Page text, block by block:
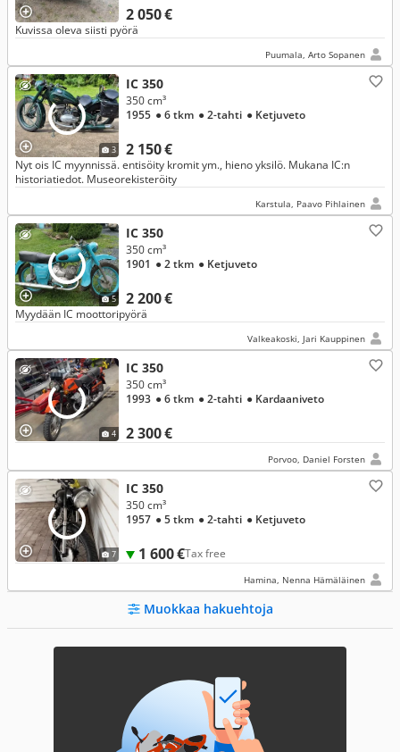
2 050 €
Kuvissa oleva siisti pyörä
Puumala, Arto Sopanen
3
IC 350
2 150 €
350 cm³
1955 ● 6 tkm ● 2-tahti ● Ketjuveto
Nyt ois IC myynnissä. entisöity kromit ym., hieno yksilö. Mukana IC:n
historiatiedot. Museorekisteröity
Karstula, Paavo Pihlainen
5
IC 350
2 200 €
350 cm³
1901 ● 2 tkm ● Ketjuveto
Myydään IC moottoripyörä
Valkeakoski, Jari Kauppinen
4
IC 350
2 300 €
350 cm³
1993 ● 6 tkm ● 2-tahti ● Kardaaniveto
Porvoo, Daniel Forsten
7
IC 350
1 600 €Tax free
350 cm³
1957 ● 5 tkm ● 2-tahti ● Ketjuveto
Hamina, Nenna Hämäläinen
Muokkaa hakuehtoja